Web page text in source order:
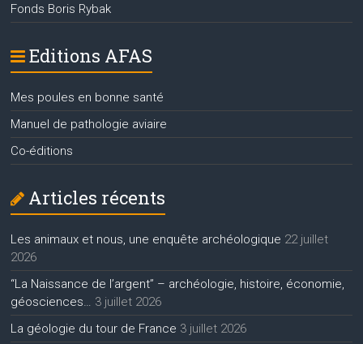
Fonds Boris Rybak
Editions AFAS
Mes poules en bonne santé
Manuel de pathologie aviaire
Co-éditions
Articles récents
Les animaux et nous, une enquête archéologique 22 juillet
2026
“La Naissance de l’argent” – archéologie, histoire, économie,
géosciences…
3 juillet 2026
La géologie du tour de France 3 juillet 2026